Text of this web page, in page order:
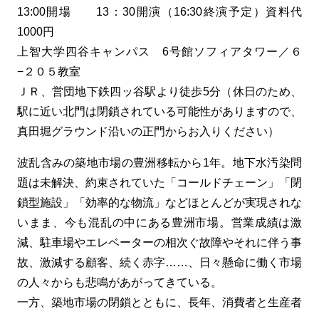
13:00開場 13：30開演（16:30終演予定）資料代
1000円
上智大学四谷キャンパス 6号館ソフィアタワー／６
−２０５教室
ＪＲ、営団地下鉄四ッ谷駅より徒歩5分（休日のため、
駅に近い北門は閉鎖されている可能性がありますので、
真田堀グラウンド沿いの正門からお入りください）
波乱含みの築地市場の豊洲移転から1年。地下水汚染問
題は未解決、約束されていた「コールドチェーン」「閉
鎖型施設」「効率的な物流」などほとんどが実現されな
いまま、今も混乱の中にある豊洲市場。営業成績は激
減、駐車場やエレベーターの相次ぐ故障やそれに伴う事
故、激減する顧客、続く赤字……、日々懸命に働く市場
の人々からも悲鳴があがってきている。
一方、築地市場の閉鎖とともに、長年、消費者と生産者